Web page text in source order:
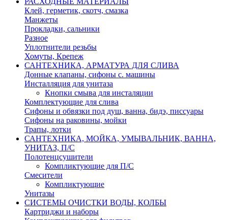
Клей, герметик, скотч, смазка
Манжеты
Прокладки, сальники
Разное
Уплотнители резьбы
Хомуты, Крепеж
САНТЕХНИКА, АРМАТУРА ДЛЯ СЛИВА
Донные клапаны, сифоны с. машины
Инсталляция для унитаза
Кнопки смыва для инсталяции
Комплектующие для слива
Сифоны и обвязки под душ, ванна, бидэ, писсуары
Сифоны на раковины, мойки
Трапы, лотки
САНТЕХНИКА, МОЙКА, УМЫВАЛЬНИК, ВАННА,
УНИТАЗ, П/С
Полотенцсушители
Компликтующие для П/С
Смесители
Компликтующие
Унитазы
СИСТЕМЫ ОЧИСТКИ ВОДЫ, КОЛБЫ
Картриджи и наборы